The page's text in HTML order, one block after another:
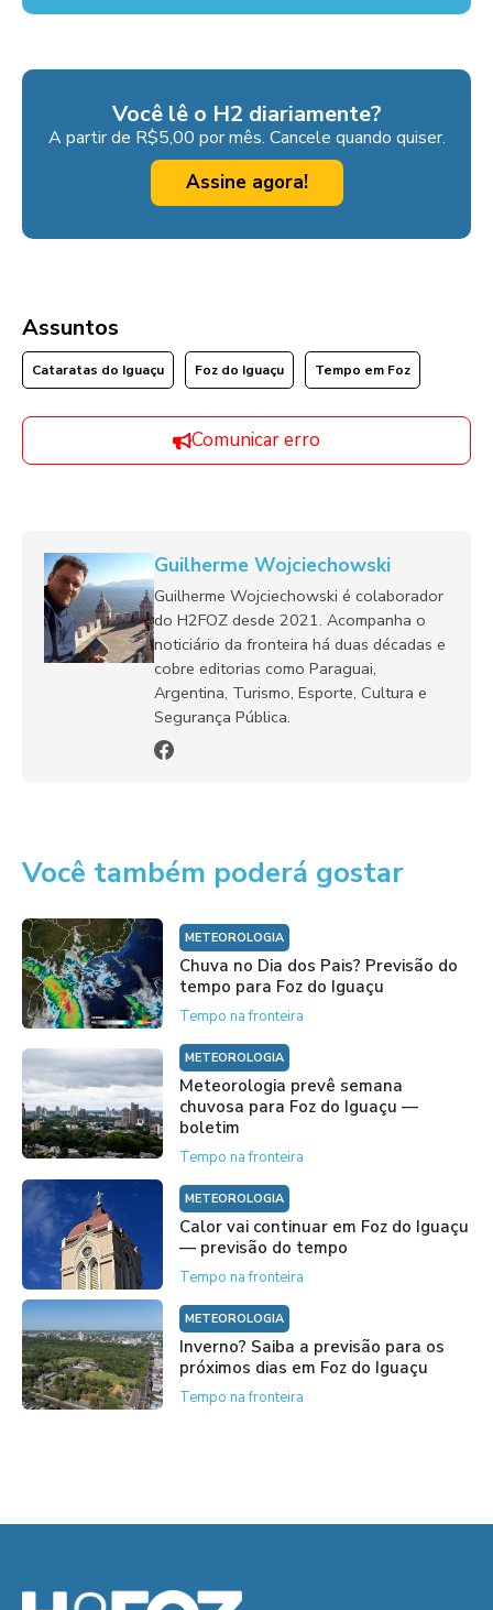
Você lê o H2 diariamente?
A partir de R$5,00 por mês. Cancele quando quiser.
Assine agora!
Assuntos
Cataratas do Iguaçu Foz do Iguaçu Tempo em Foz
Comunicar erro
Guilherme Wojciechowski
Guilherme Wojciechowski é colaborador
do H2FOZ desde 2021. Acompanha o
noticiário da fronteira há duas décadas e
cobre editorias como Paraguai,
Argentina, Turismo, Esporte, Cultura e
Segurança Pública.
Você também poderá gostar
METEOROLOGIA
Chuva no Dia dos Pais? Previsão do
tempo para Foz do Iguaçu
Tempo na fronteira
METEOROLOGIA
Meteorologia prevê semana
chuvosa para Foz do Iguaçu —
boletim
Tempo na fronteira
METEOROLOGIA
Calor vai continuar em Foz do Iguaçu
— previsão do tempo
Tempo na fronteira
METEOROLOGIA
Inverno? Saiba a previsão para os
próximos dias em Foz do Iguaçu
Tempo na fronteira